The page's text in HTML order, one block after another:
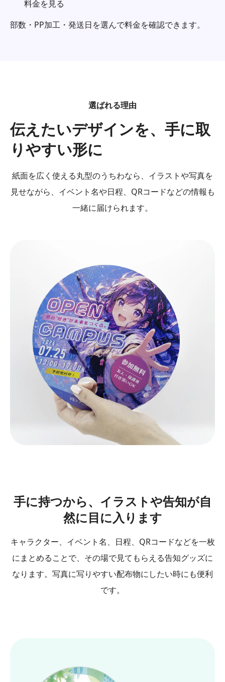
料金を見る
部数・PP加工・発送日を選んで料金を確認できます。
選ばれる理由
伝えたいデザインを、手に取
りやすい形に
紙面を広く使える丸型のうちわなら、イラストや写真を
見せながら、イベント名や日程、QRコードなどの情報も
一緒に届けられます。
手に持つから、イラストや告知が自
然に目に入ります
キャラクター、イベント名、日程、QRコードなどを一枚
にまとめることで、その場で見てもらえる告知グッズに
なります。写真に写りやすい配布物にしたい時にも便利
です。